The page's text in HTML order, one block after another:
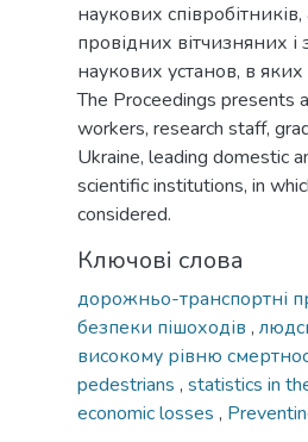
наукових
провідних вітчизняних
наукових установ, в
The Proceedings presents
workers, research staff,
Ukraine, leading domestic
scientific institutions, in
considered.
Ключові слова
дорожньо-транспортні
безпеки пішоходів ,
високому рівню
pedestrians , statistics in
economic losses ,